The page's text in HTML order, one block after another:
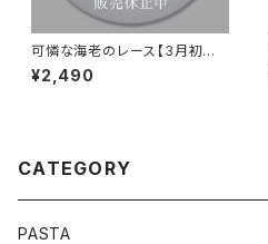
可憐な海老のレース【3月初旬
配送】
¥2,490
CATEGORY
PASTA